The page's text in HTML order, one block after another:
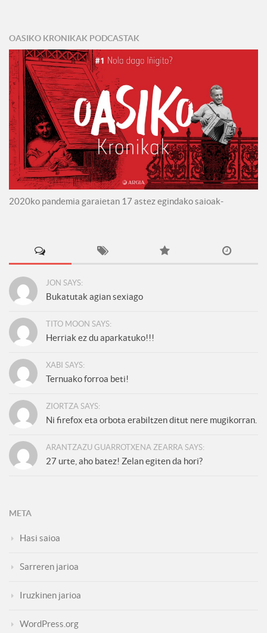
OASIKO KRONIKAK PODCASTAK
2020ko pandemia garaietan 17 astez egindako saioak-
JON SAYS:
Bukatutak agian sexiago
TITO MOON SAYS:
Herriak ez du aparkatuko!!!
XABI SAYS:
Ternuako forroa beti!
ZIORTZA SAYS:
Ni firefox eta orbota erabiltzen ditut nere mugikorran.
ARANTZAZU GUARROTXENA ZEARRA SAYS:
27 urte, aho batez! Zelan egiten da hori?
META
Hasi saioa
Sarreren jarioa
Iruzkinen jarioa
WordPress.org